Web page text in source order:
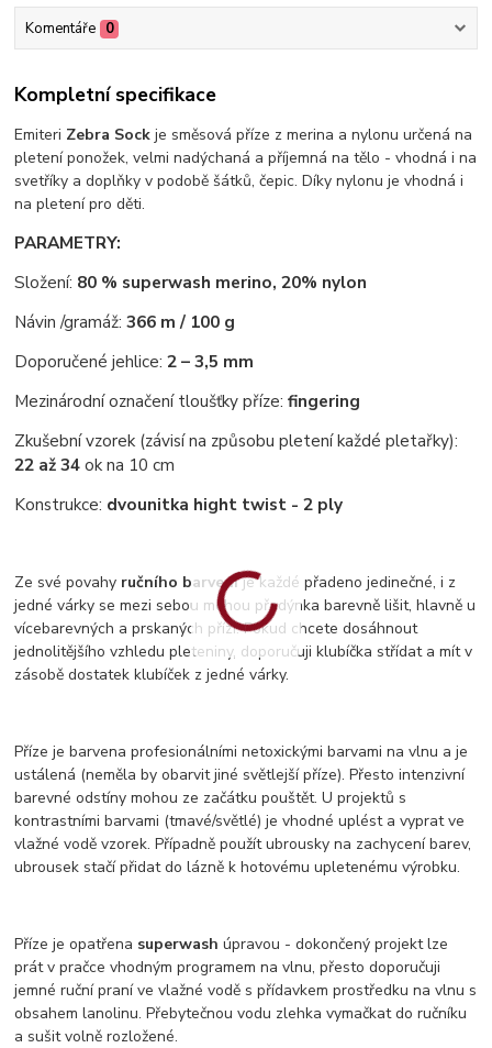
Komentáře 0
Kompletní specifikace
Emiteri Zebra Sock je směsová příze z merina a nylonu určená na
pletení ponožek, velmi nadýchaná a příjemná na tělo - vhodná i na
svetříky a doplňky v podobě šátků, čepic. Díky nylonu je vhodná i
na pletení pro děti.
PARAMETRY:
Složení: 80 % superwash merino, 20% nylon
Návin /gramáž: 366 m / 100 g
Doporučené jehlice:2 – 3,5 mm
Mezinárodní označení tloušťky příze:fingering
Zkušební vzorek (závisí na způsobu pletení každé pletařky):
22 až 34ok na 10 cm
Konstrukce: dvounitka hight twist - 2 ply
Ze své povahy ručního barveníje každé přadeno jedinečné, i z
jedné várky se mezi sebou mohou přadýnka barevně lišit, hlavně u
vícebarevných a prskaných přízí. Pokud chcete dosáhnout
jednolitějšího vzhledu pleteniny, doporučuji klubíčka střídat a mít v
zásobě dostatek klubíček z jedné várky.
Příze je barvena profesionálními netoxickými barvami na vlnu a je
ustálená (neměla by obarvit jiné světlejší příze). Přesto intenzivní
barevné odstíny mohou ze začátku pouštět. U projektů s
kontrastními barvami (tmavé/světlé) je vhodné uplést a vyprat ve
vlažné vodě vzorek. Případně použít ubrousky na zachycení barev,
ubrousek stačí přidat do lázně k hotovému upletenému výrobku.
Příze je opatřena superwash úpravou - dokončený projekt lze
prát v pračce vhodným programem na vlnu, přesto doporučuji
jemné ruční praní ve vlažné vodě s přídavkem prostředku na vlnu s
obsahem lanolinu. Přebytečnou vodu zlehka vymačkat do ručníku
a sušit volně rozložené.